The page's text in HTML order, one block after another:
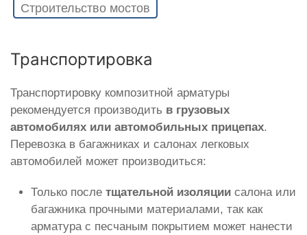
Строительство мостов
Транспортировка
Транспортировку композитной арматуры
рекомендуется производить в грузовых
автомобилях или автомобильных прицепах.
Перевозка в багажниках и салонах легковых
автомобилей может производиться:
Только после тщательной изоляции салона или
багажника прочными материалами, так как
арматура с песчаным покрытием может нанести